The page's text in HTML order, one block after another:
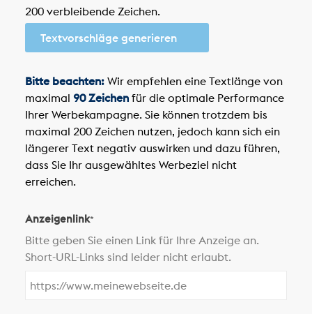
Textvorschläge generieren
200 verbleibende Zeichen.
Bitte beachten:Wir empfehlen eine Textlänge von
maximal 90 Zeichenfür die optimale Performance
Ihrer Werbekampagne. Sie können trotzdem bis
maximal 200 Zeichen nutzen, jedoch kann sich ein
längerer Text negativ auswirken und dazu führen,
dass Sie Ihr ausgewähltes Werbeziel nicht
erreichen.
Anzeigenlink*
Bitte geben Sie einen Link für Ihre Anzeige an.
Short-URL-Links sind leider nicht erlaubt.